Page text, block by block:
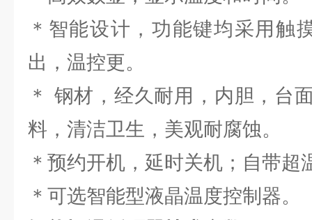
＊智能设计，功能键均采用触
出，温控更。
＊ 钢材，经久耐用，内胆，台
料，清洁卫生，美观耐腐蚀。
＊预约开机，延时关机；自带超
＊可选智能型液晶温度控制器。